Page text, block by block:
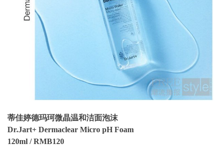
蒂佳婷德玛珂微晶温和洁面泡沫
Dr.Jart+ Dermaclear Micro pH Foam
120ml / RMB120